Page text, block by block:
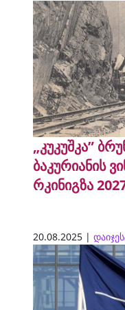
„კუკუშკა”
ბაკურიანის
რკინიგზა
20.08.2025 |